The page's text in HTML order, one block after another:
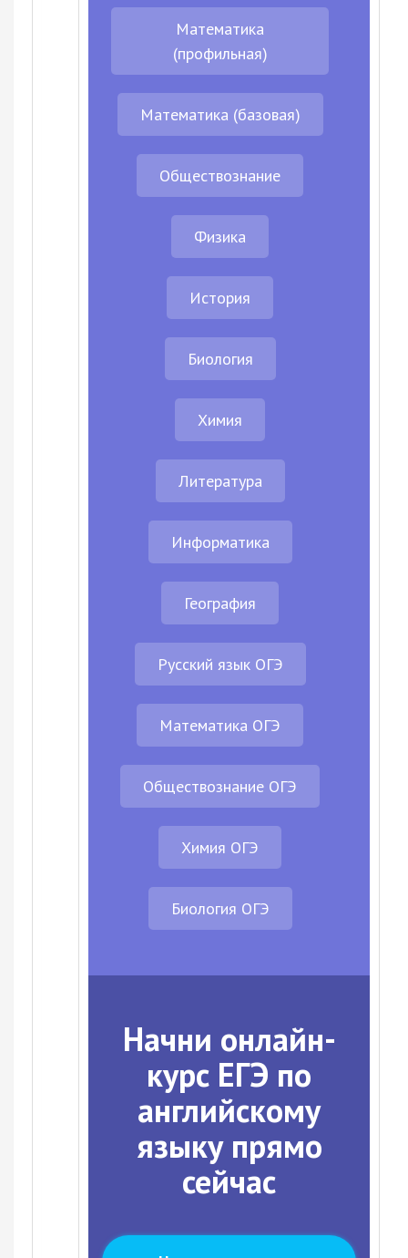
Математика
(профильная)
Математика (базовая)
Обществознание
Физика
История
Биология
Химия
Литература
Информатика
География
Русский язык ОГЭ
Математика ОГЭ
Обществознание ОГЭ
Химия ОГЭ
Биология ОГЭ
Начни онлайн-
курс ЕГЭ по
английскому
языку прямо
сейчас